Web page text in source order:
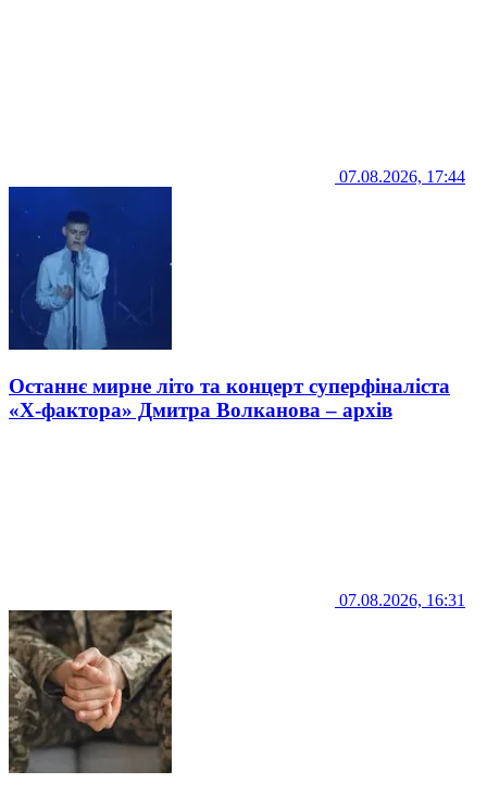
07.08.2026, 17:44
Останнє мирне літо та концерт суперфіналіста
«Х-фактора» Дмитра Волканова – архів
07.08.2026, 16:31